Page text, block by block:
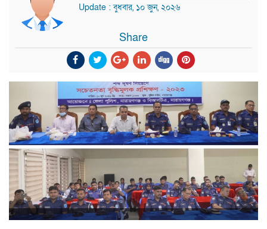
Update : বুধবার, ১০ জুন, ২০২৬
Share